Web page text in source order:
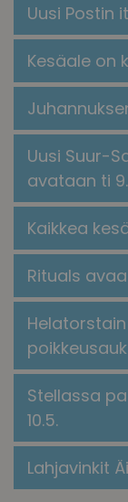
Uusi Postin
Kesäale on
Uusi Suur-
avataan ti
Kaikkea
​​Rituals
Stellassa
10.5.
Lahjavinkit